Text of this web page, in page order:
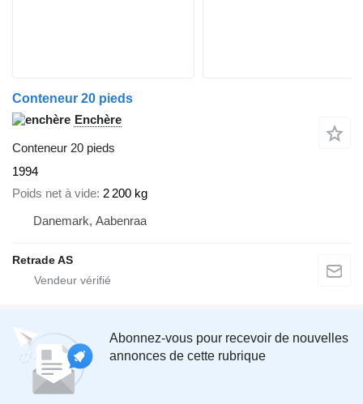
Conteneur 20 pieds
Enchère
Conteneur 20 pieds
1994
Poids net à vide 2 200 kg
Danemark, Aabenraa
Retrade AS
Abonnez-vous pour recevoir de nouvelles
annonces de cette rubrique